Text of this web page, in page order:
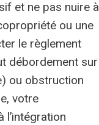
et ne pas nuire à
ou une
le règlement
débordement sur
ou obstruction
votre
l’intégration